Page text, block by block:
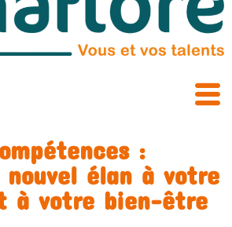
:
nouvel élan à votre
à votre bien-être